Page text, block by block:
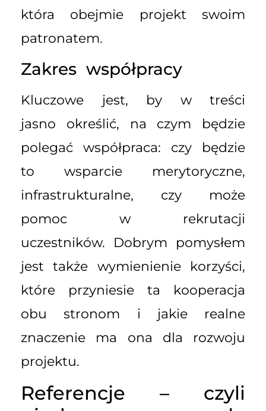
która obejmie projekt swoim
patronatem.
Zakres współpracy
Kluczowe jest, by w treści
jasno określić, na czym będzie
polegać współpraca: czy będzie
to wsparcie merytoryczne,
infrastrukturalne, czy może
pomoc w rekrutacji
uczestników. Dobrym pomysłem
jest także wymienienie korzyści,
które przyniesie ta kooperacja
obu stronom i jakie realne
znaczenie ma ona dla rozwoju
projektu.
Referencje – czyli